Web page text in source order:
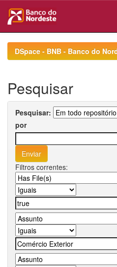
navigationDSpace - BNB - Banco do
Pesquisar
Pesquisar:
por
Filtros correntes: